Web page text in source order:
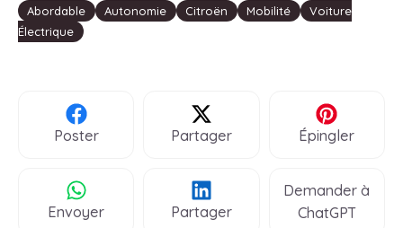
Étiquettes
Abordable Autonomie Citroën Mobilité
Voiture
Électrique
Poster Partager Épingler
Envoyer Partager
Demander à
ChatGPT